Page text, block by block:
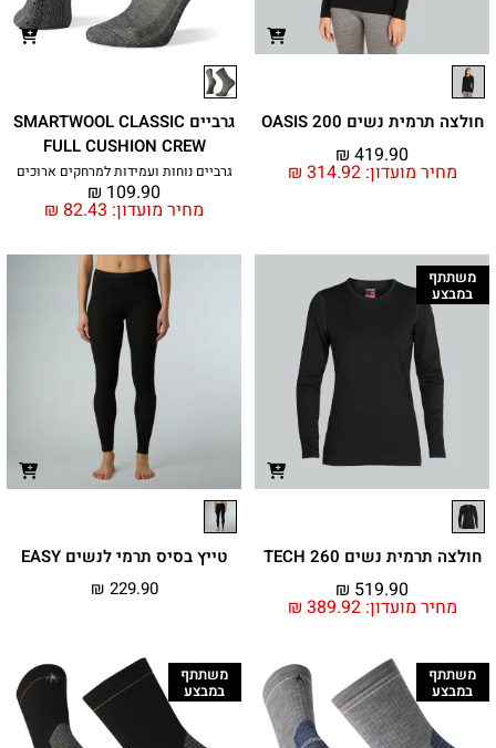
חולצה תרמית נשים 200 OASIS
מחיר מועדון: ₪ 314.92
₪ 419.90
גרביים SMARTWOOL CLASSIC
FULL CUSHION CREW
גרביים נוחות ועמידות למרחקים ארוכים
מחיר מועדון: ₪ 82.43
₪ 109.90
משתתף
במבצע
חולצה תרמית נשים 260 TECH
מחיר מועדון: ₪ 389.92
₪ 519.90
טייץ בסיס תרמי לנשים EASY
₪ 229.90
משתתף
במבצע
משתתף
במבצע